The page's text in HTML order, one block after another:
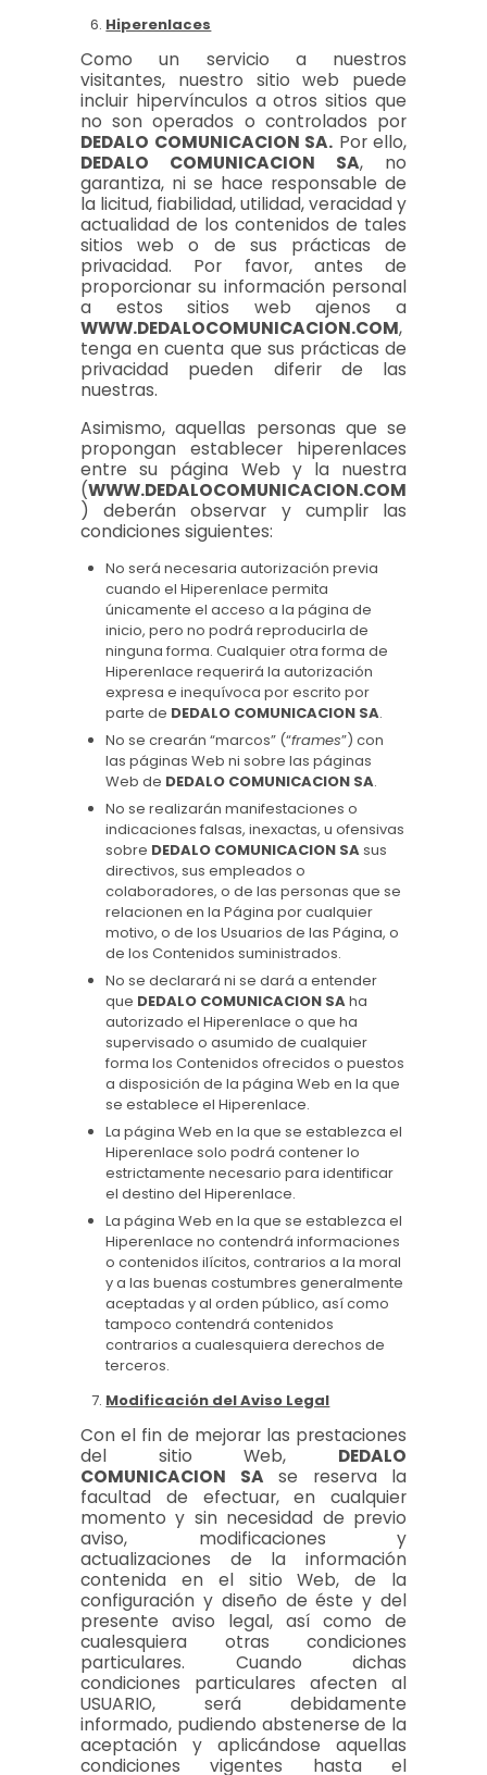
Hiperenlaces
Como un servicio a nuestros
visitantes, nuestro sitio web puede
incluir hipervínculos a otros sitios que
no son operados o controlados por
DEDALO COMUNICACION SA. Por ello,
DEDALO COMUNICACION SA, no
garantiza, ni se hace responsable de
la licitud, fiabilidad, utilidad, veracidad y
actualidad de los contenidos de tales
sitios web o de sus prácticas de
privacidad. Por favor, antes de
proporcionar su información personal
a estos sitios web ajenos a
WWW.DEDALOCOMUNICACION.COM,
tenga en cuenta que sus prácticas de
privacidad pueden diferir de las
nuestras.
Asimismo, aquellas personas que se
propongan establecer hiperenlaces
entre su página Web y la nuestra
(WWW.DEDALOCOMUNICACION.COM
) deberán observar y cumplir las
condiciones siguientes:
No será necesaria autorización previa
cuando el Hiperenlace permita
únicamente el acceso a la página de
inicio, pero no podrá reproducirla de
ninguna forma. Cualquier otra forma de
Hiperenlace requerirá la autorización
expresa e inequívoca por escrito por
parte de DEDALO COMUNICACION SA.
No se crearán “marcos” (“frames”) con
las páginas Web ni sobre las páginas
Web de DEDALO COMUNICACION SA.
No se realizarán manifestaciones o
indicaciones falsas, inexactas, u ofensivas
sobre DEDALO COMUNICACION SAsus
directivos, sus empleados o
colaboradores, o de las personas que se
relacionen en la Página por cualquier
motivo, o de los Usuarios de las Página, o
de los Contenidos suministrados.
No se declarará ni se dará a entender
que DEDALO COMUNICACION SAha
autorizado el Hiperenlace o que ha
supervisado o asumido de cualquier
forma los Contenidos ofrecidos o puestos
a disposición de la página Web en la que
se establece el Hiperenlace.
La página Web en la que se establezca el
Hiperenlace solo podrá contener lo
estrictamente necesario para identificar
el destino del Hiperenlace.
La página Web en la que se establezca el
Hiperenlace no contendrá informaciones
o contenidos ilícitos, contrarios a la moral
y a las buenas costumbres generalmente
aceptadas y al orden público, así como
tampoco contendrá contenidos
contrarios a cualesquiera derechos de
terceros.
Modificación del Aviso Legal
Con el fin de mejorar las prestaciones
del sitio Web, DEDALO
COMUNICACION SA se reserva la
facultad de efectuar, en cualquier
momento y sin necesidad de previo
aviso, modificaciones y
actualizaciones de la información
contenida en el sitio Web, de la
configuración y diseño de éste y del
presente aviso legal, así como de
cualesquiera otras condiciones
particulares. Cuando dichas
condiciones particulares afecten al
USUARIO, será debidamente
informado, pudiendo abstenerse de la
aceptación y aplicándose aquellas
condiciones vigentes hasta el